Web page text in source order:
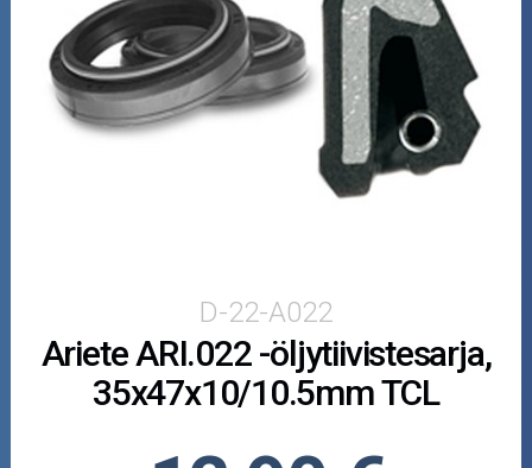
Mönkijän osat
Puutarha ja metsä
Öljyt ja kemikaalit
Työkalut
D-22-A022
Ariete ARI.022 -öljytiivistesarja,
35x47x10/10.5mm TCL